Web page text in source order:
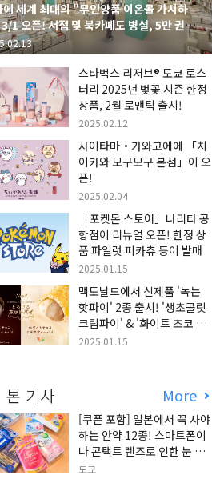
에 세계 최대의 "무인양품 이온몰 가시하
1 오픈! 서점 및 북카페도 병설, 5만 권의
하라 서점"도 출점
스타벅스 리저브® 도쿄 로스
터리 2025년 벚꽃 시즌 한정
상품, 2월 로맨틱 출시!
2025.02.12
사이타마・가와고에에 「치
이카와 모구모구 본점」이 오
픈!
2025.02.04
「포켓몬 스토어」나리타 공
항점이 리뉴얼 오픈! 한정 상
품 파일럿 피카츄 등이 발매
2025.01.15
맥도날드에서 신제품 '녹는
핫파이' 2종 출시! '생초콜릿
크림파이' & '화이트 초코 밀
크티 파이' 출시!
2025.01.15
본 기사 More
[쿠폰 포함] 일본에서 꼭 사야
하는 안약 12종! 스마트폰이
나 콘택트 렌즈로 인한 눈 피
로에 최적!
도쿄